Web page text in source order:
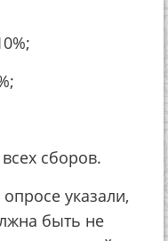
сборов.
указали,
быть не